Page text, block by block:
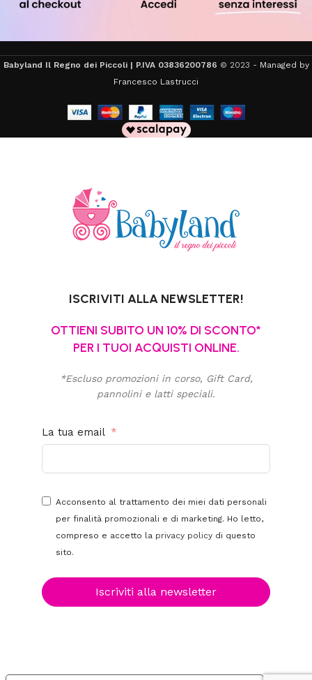
Babyland Il Regno dei Piccoli | P.IVA 03836200786 © 2023 - Managed by
Francesco Lastrucci
ISCRIVITI ALLA NEWSLETTER!
OTTIENI SUBITO UN 10% DI SCONTO*
PER I TUOI ACQUISTI ONLINE.
*Escluso promozioni in corso, Gift Card,
pannolini e latti speciali.
La tua email
Acconsento al trattamento dei miei dati personali
per finalità promozionali e di marketing. Ho letto,
compreso e accetto la privacy policy di questo
sito.
Iscriviti alla newsletter